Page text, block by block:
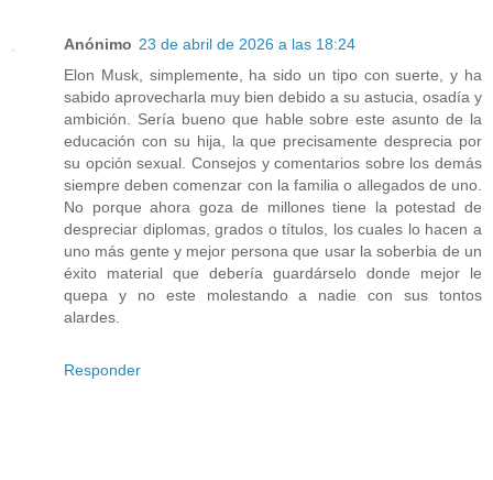
Anónimo 23 de abril de 2026 a las 18:24
Elon Musk, simplemente, ha sido un tipo con suerte, y ha
sabido aprovecharla muy bien debido a su astucia, osadía y
ambición. Sería bueno que hable sobre este asunto de la
educación con su hija, la que precisamente desprecia por
su opción sexual. Consejos y comentarios sobre los demás
siempre deben comenzar con la familia o allegados de uno.
No porque ahora goza de millones tiene la potestad de
despreciar diplomas, grados o títulos, los cuales lo hacen a
uno más gente y mejor persona que usar la soberbia de un
éxito material que debería guardárselo donde mejor le
quepa y no este molestando a nadie con sus tontos
alardes.
Responder